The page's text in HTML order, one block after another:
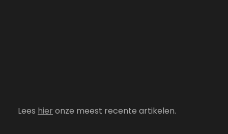
Lees hier onze meest recente artikelen.